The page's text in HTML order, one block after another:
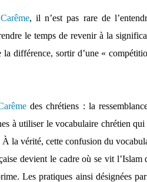
Carême, il n’est pas rare de
le temps de revenir à la
différence, sortir d’une «
des chrétiens : la
à utiliser le vocabulaire chrétien
la vérité, cette confusion du
devient le cadre où se vit l’Islam
Les pratiques ainsi désignées